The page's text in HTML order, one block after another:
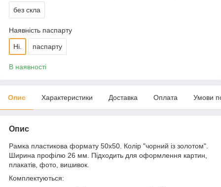
без скла
Наявність паспарту
Ні. паспарту
В наявності
Опис Характеристики Доставка Оплата Умови
Опис
Рамка пластикова формату 50х50. Колір "чорний із золотом".
Ширина профілю 26 мм. Підходить для оформлення картин,
плакатів, фото, вишивок.
Комплектуються: